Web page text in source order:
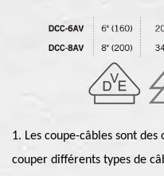
1. Les coupe-câbles sont
couper différents types de